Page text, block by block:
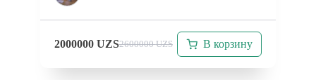
2600000UZS
2000000 UZS В корзину